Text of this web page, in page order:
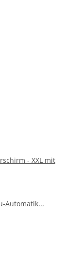
- XXL mit